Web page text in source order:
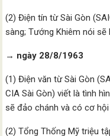
(2) Điện tín từ Sài Gòn
sàng; Tướng Khiêm nói sẽ
→ ngày 28/8/1963
(1) Điện văn từ Sài Gòn
CIA Sài Gòn) viết là tình
sẽ đảo chánh và có cơ
(2) Tổng Thống Mỹ triệu